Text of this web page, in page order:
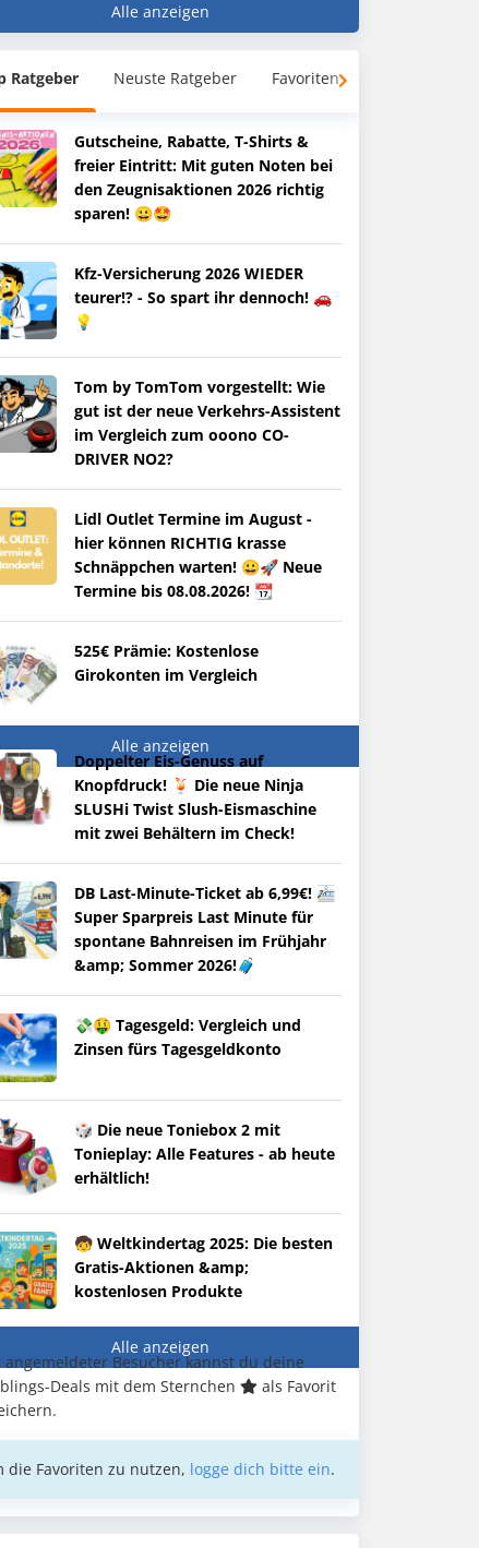
Alle anzeigen
Ratgeber Neuste Ratgeber Favoriten
Gutscheine, Rabatte, T-Shirts &
freier Eintritt: Mit guten Noten bei
den Zeugnisaktionen 2026 richtig
sparen! 😀🤩
Kfz-Versicherung 2026 WIEDER
teurer!? - So spart ihr dennoch! 🚗
💡
Tom by TomTom vorgestellt: Wie
gut ist der neue Verkehrs-Assistent
im Vergleich zum ooono CO-
DRIVER NO2?
Lidl Outlet Termine im August -
hier können RICHTIG krasse
Schnäppchen warten! 😀🚀 Neue
Termine bis 08.08.2026! 📆
525€ Prämie: Kostenlose
Girokonten im Vergleich
Alle anzeigen
Doppelter Eis-Genuss auf
Knopfdruck! 🍹 Die neue Ninja
SLUSHi Twist Slush-Eismaschine
mit zwei Behältern im Check!
DB Last-Minute-Ticket ab 6,99€! 🚈
Super Sparpreis Last Minute für
spontane Bahnreisen im Frühjahr
&amp; Sommer 2026!🧳
💸🤑 Tagesgeld: Vergleich und
Zinsen fürs Tagesgeldkonto
🎲 Die neue Toniebox 2 mit
Tonieplay: Alle Features - ab heute
erhältlich!
🧒 Weltkindertag 2025: Die besten
Gratis-Aktionen &amp;
kostenlosen Produkte
Alle anzeigen
angemeldeter Besucher kannst du deine
Deals mit dem Sternchen
als Favorit
die Favoriten zu nutzen, logge dich bitte ein.